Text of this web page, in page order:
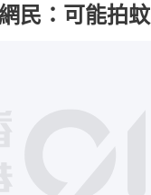
民：可能拍蚊